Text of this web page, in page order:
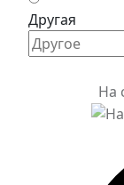
Другая